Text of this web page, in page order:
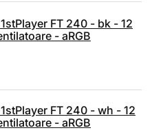
FT 240 - bk - 12
- aRGB
646,18 lei.este: 433,00 lei.
FT 240 - wh - 12
- aRGB